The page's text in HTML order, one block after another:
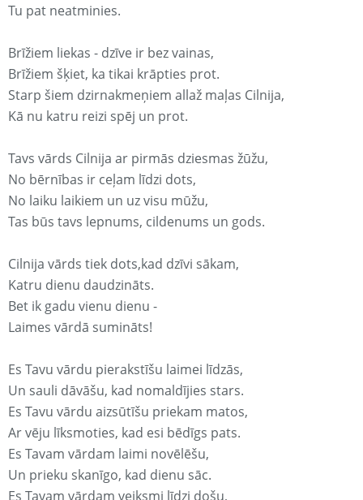
Tu pat neatminies.
Brīžiem liekas - dzīve ir bez vainas,
Brīžiem šķiet, ka tikai krāpties prot.
Starp šiem dzirnakmeņiem allaž maļas Cilnija,
Kā nu katru reizi spēj un prot.
Tavs vārds Cilnija ar pirmās dziesmas žūžu,
No bērnības ir ceļam līdzi dots,
No laiku laikiem un uz visu mūžu,
Tas būs tavs lepnums, cildenums un gods.
Cilnija vārds tiek dots,kad dzīvi sākam,
Katru dienu daudzināts.
Bet ik gadu vienu dienu -
Laimes vārdā sumināts!
Es Tavu vārdu pierakstīšu laimei līdzās,
Un sauli dāvāšu, kad nomaldījies stars.
Es Tavu vārdu aizsūtīšu priekam matos,
Ar vēju līksmoties, kad esi bēdīgs pats.
Es Tavam vārdam laimi novēlēšu,
Un prieku skanīgo, kad dienu sāc.
Es Tavam vārdam veiksmi līdzi došu,